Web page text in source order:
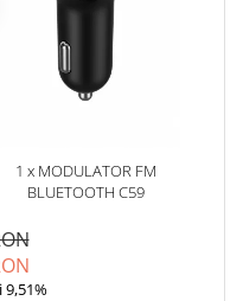
1 x MODULATOR FM
BLUETOOTH C59